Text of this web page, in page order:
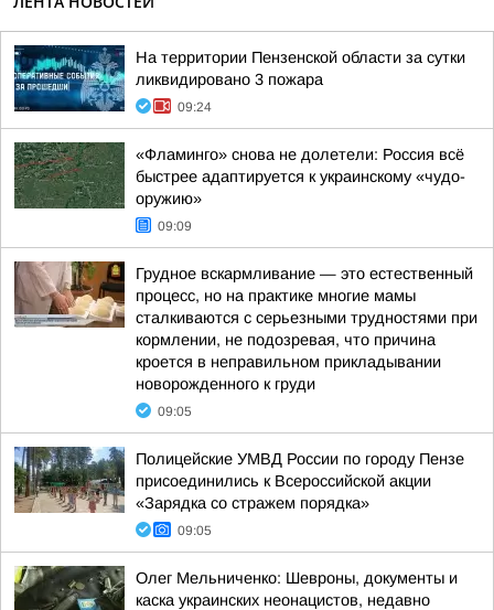
На территории Пензенской области за сутки
ликвидировано 3 пожара
09:24
«Фламинго» снова не долетели: Россия всё
быстрее адаптируется к украинскому «чудо-
оружию»
09:09
Грудное вскармливание — это естественный
процесс, но на практике многие мамы
сталкиваются с серьезными трудностями при
кормлении, не подозревая, что причина
кроется в неправильном прикладывании
новорожденного к груди
09:05
Полицейские УМВД России по городу Пензе
присоединились к Всероссийской акции
«Зарядка со стражем порядка»
09:05
Олег Мельниченко: Шевроны, документы и
каска украинских неонацистов, недавно